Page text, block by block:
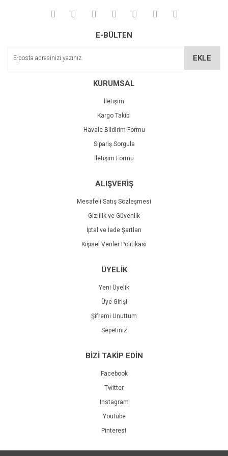
Yorum Yaz
Ürün açıklamasında eksik bilgiler bulunuyor.
Bu ürüne benzer farklı alternatifler olmalı.
Gönder
E-BÜLTEN
EKLE
KURUMSAL
İletişim
Kargo Takibi
Havale Bildirim Formu
Sipariş Sorgula
İletişim Formu
ALIŞVERİŞ
Mesafeli Satış Sözleşmesi
Gizlilik ve Güvenlik
İptal ve İade Şartları
Kişisel Veriler Politikası
ÜYELİK
Yeni Üyelik
Üye Girişi
Şifremi Unuttum
Sepetiniz
BİZİ TAKİP EDİN
Facebook
Twitter
Instagram
Youtube
Pinterest